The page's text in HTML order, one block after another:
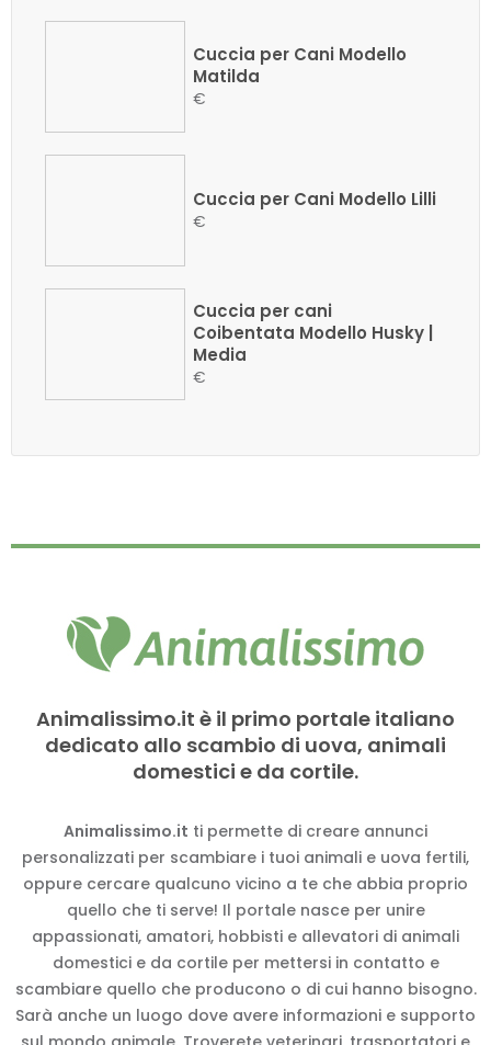
Cuccia per Cani Modello
Matilda
€
Cuccia per Cani Modello Lilli
€
Cuccia per cani
Coibentata Modello Husky |
Media
€
Animalissimo.it è il primo portale italiano
dedicato allo scambio di uova, animali
domestici e da cortile.
Animalissimo.it ti permette di creare annunci
personalizzati per scambiare i tuoi animali e uova fertili,
oppure cercare qualcuno vicino a te che abbia proprio
quello che ti serve! Il portale nasce per unire
appassionati, amatori, hobbisti e allevatori di animali
domestici e da cortile per mettersi in contatto e
scambiare quello che producono o di cui hanno bisogno.
Sarà anche un luogo dove avere informazioni e supporto